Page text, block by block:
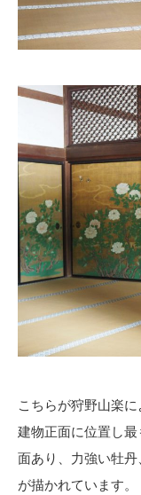
こちらが狩野山楽
建物正面に位置し
面あり、力強い牡
が描かれています。